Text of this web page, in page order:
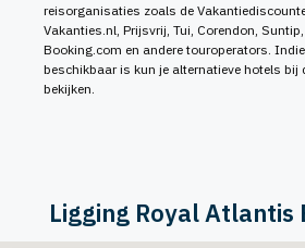
reisorganisaties zoals de
Vakanties.nl, Prijsvrij, Tui, Corendon, Suntip,
Booking.com en andere touroperators.
beschikbaar is kun je alternatieve hotels bij
bekijken.
Ligging Royal Atlantis